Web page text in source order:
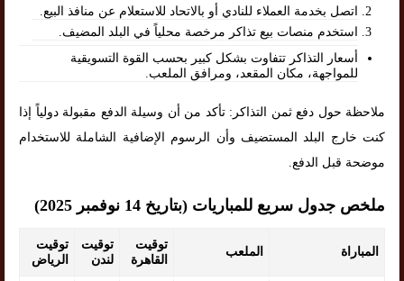
اتصل بخدمة العملاء للنادي أو بالاتحاد للاستعلام عن منافذ البيع.
استخدم منصات بيع تذاكر مرخصة محلياً في البلد المضيف.
أسعار التذاكر تتفاوت بشكل كبير بحسب القوة التسويقية
للمواجهة، مكان المقعد، ومرافق الملعب.
ملاحظة حول دفع ثمن التذاكر: تأكد من أن وسيلة الدفع مقبولة دولياً إذا
كنت خارج البلد المستضيف وأن الرسوم الإضافية الشاملة للاستخدام
موضحة قبل الدفع.
ملخص جدول سريع للمباريات (بتاريخ 14 نوفمبر 2025)
المباراة الملعب
توقيت
القاهرة
توقيت
لندن
توقيت
الرياض